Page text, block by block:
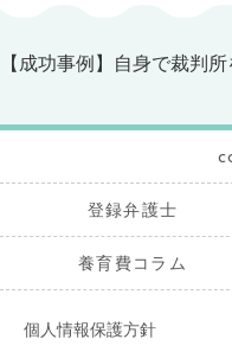
【成功事例】自身で裁判
登録弁護士
養育費コラム
個人情報保護方針